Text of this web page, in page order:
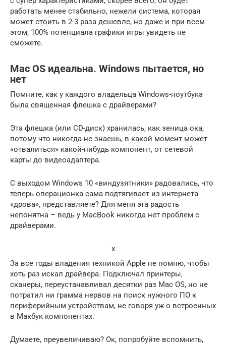
работать менее стабильно, нежели система, которая
может стоить в 2-3 раза дешевле, но даже и при всем
этом, 100% потенциала графики игры увидеть не
сможете.
Mac OS идеальна. Windows пытается, но
нет
Помните, как у каждого владельца Windows-ноутбука
была священная флешка с драйверами?
Эта флешка (или CD-диск) хранилась, как зеница ока,
потому что никогда не знаешь, в какой момент может
«отвалиться» какой-нибудь компонент, от сетевой
карты до видеоадаптера.
С выходом Windows 10 «виндузятники» радовались, что
теперь операционка сама подтягивает из интернета
«дрова», представляете? Для меня эта радость
непонятна – ведь у MacBook никогда нет проблем с
драйверами.
x
За все годы владения техникой Apple не помню, чтобы
хоть раз искал драйвера. Подключал принтеры,
сканеры, переустанавливал десятки раз Mac OS, но не
потратил ни грамма нервов на поиск нужного ПО к
периферийным устройствам, не говоря уж о встроенных
в Макбук компонентах.
Думаете, преувеличиваю? Ок, попробуйте вспомнить,